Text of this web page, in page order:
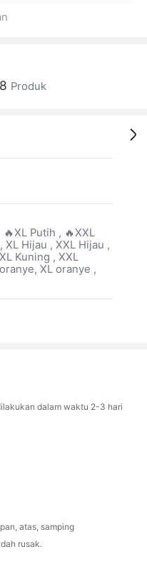
Produk
Putih , 🔥XXL
XL Hijau , XXL Hijau ,
Kuning , XXL
XL oranye ,
dalam waktu 2-3 hari
atas, samping
rusak.